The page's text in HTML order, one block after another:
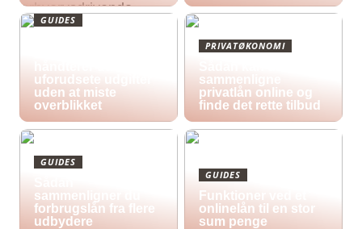
GUIDES
uforudsete udgifter
uden at miste
overblikket
PRIVATØKONOMI
sammenligne
privatlån online og
finde det rette tilbud
GUIDES
sammenligner du
forbrugslån fra flere
udbydere
GUIDES
Funktioner ved et
onlinelån til en stor
sum penge